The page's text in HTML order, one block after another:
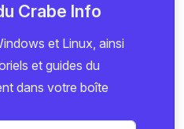
Crabe Info
et Linux, ainsi
et guides du
dans votre boîte